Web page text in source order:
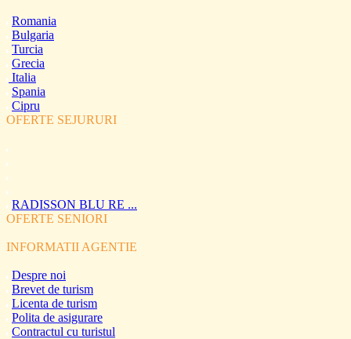
Romania
Bulgaria
Turcia
Grecia
Italia
Spania
Cipru
OFERTE SEJURURI
RADISSON BLU RE ...
OFERTE SENIORI
INFORMATII AGENTIE
Despre noi
Brevet de turism
Licenta de turism
Polita de asigurare
Contractul cu turistul